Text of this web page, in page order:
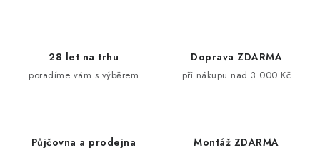
28 let na trhu
poradíme vám s výběrem
Doprava ZDARMA
při nákupu nad 3 000 Kč
Půjčovna a prodejna Montáž ZDARMA